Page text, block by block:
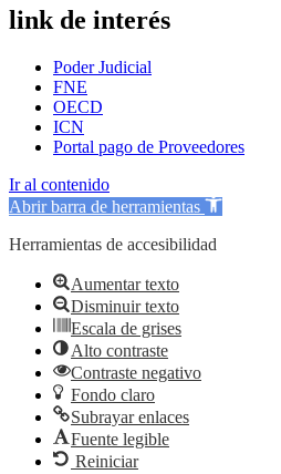
link de interés
Poder Judicial
FNE
OECD
ICN
Portal pago de Proveedores
Ir al contenido
Abrir barra de herramientas
Herramientas de accesibilidad
Aumentar texto
Disminuir texto
Escala de grises
Alto contraste
Contraste negativo
Fondo claro
Subrayar enlaces
Fuente legible
Reiniciar